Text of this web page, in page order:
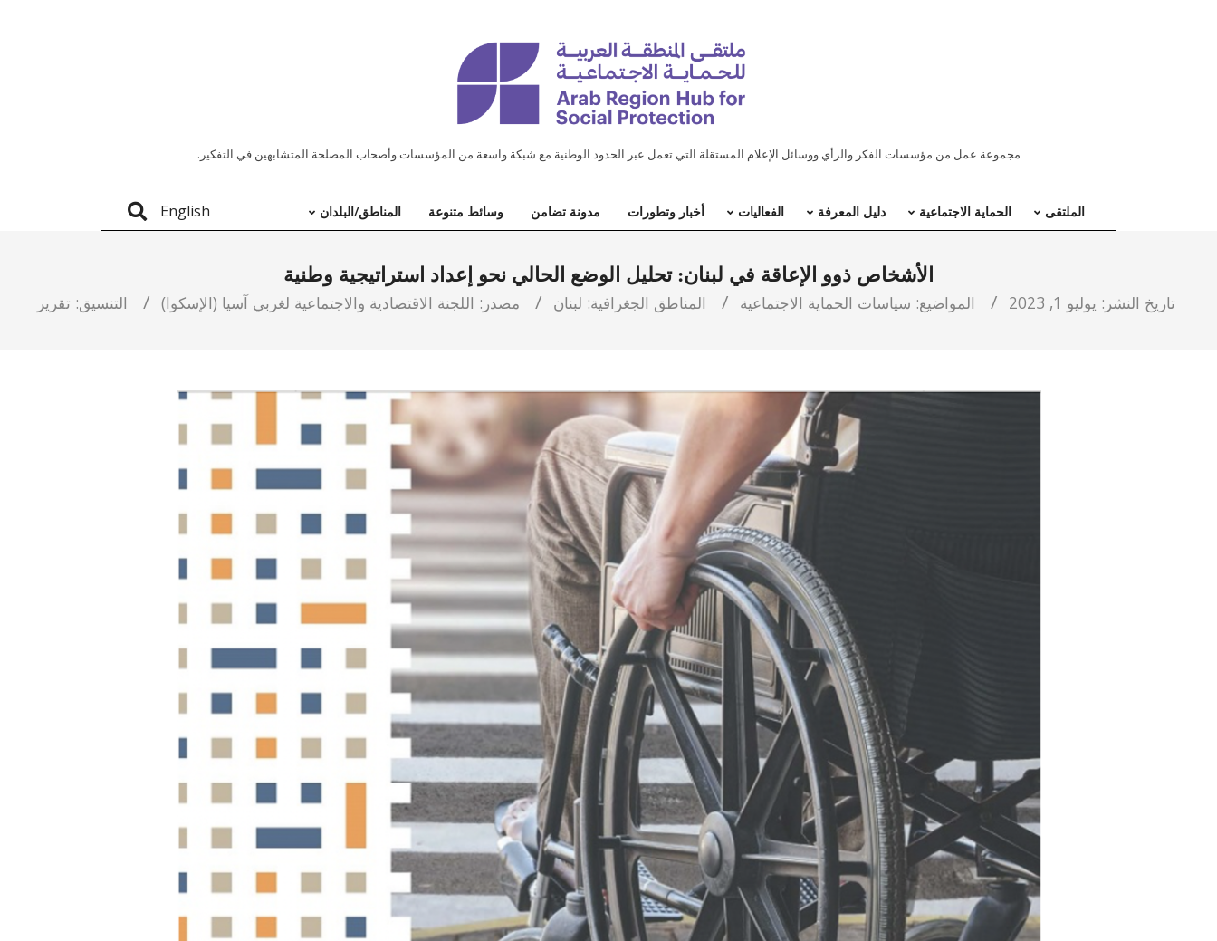
المنطقة
للحماية
مجموعة عمل من مؤسسات الفكر والرأي ووسائل الإعلام المستقلة التي تعمل عبر الحدود الوطنية مع شبكة واسعة من المؤسسات وأصحاب المصلحة المتشابهين في التفكير.
الملتقى الحماية الاجتماعية دليل المعرفة الفعاليات أخبار وتطورات مدونة تضامن وسائط متنوعة المناطق/البلدان English
الأشخاص ذوو الإعاقة في لبنان: تحليل الوضع الحالي نحو إعداد استراتيجية وطنية
تاريخ النشر: يوليو 1, 2023 المواضيع: سياسات الحماية الاجتماعية المناطق الجغرافية: لبنان مصدر: اللجنة الاقتصادية والاجتماعية لغربي آسيا (الإسكوا) التنسيق: تقرير